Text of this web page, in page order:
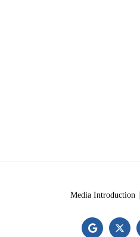
Media Introduction